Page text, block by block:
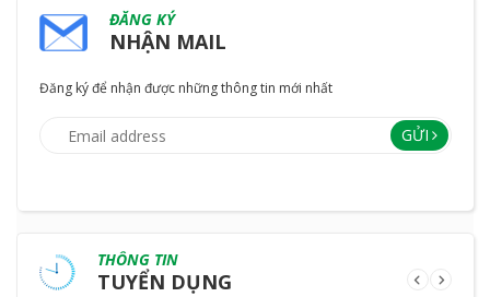
ĐĂNG KÝ
NHẬN MAIL
Đăng ký để nhận được những thông tin mới nhất
GỬI
THÔNG TIN
TUYỂN DỤNG